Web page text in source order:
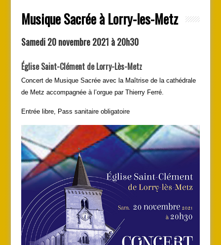
Musique Sacrée à Lorry-les-Metz
Samedi 20 novembre 2021 à 20h30
Église Saint-Clément de Lorry-Lès-Metz
Concert de Musique Sacrée avec la Maîtrise de la cathédrale
de Metz accompagnée à l’orgue par Thierry Ferré.
Entrée libre, Pass sanitaire obligatoire